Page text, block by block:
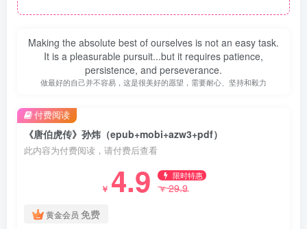
Making the absolute best of ourselves is not an easy task.
It is a pleasurable pursuit...but it requires patience,
persistence, and perseverance.
做最好的自己并不容易，这是很美好的愿望，需要耐心、坚持和毅力
《唐伯虎传》孙炜（epub+mobi+azw3+pdf）
此内容为付费阅读，请付费后查看
￥ 4.9 限时特惠
￥29.9
黄金会员 免费
付费阅读